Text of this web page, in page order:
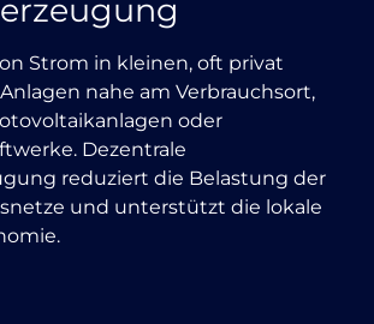
Strom in kleinen, oft privat
nahe am Verbrauchsort,
oder
Dezentrale
reduziert die Belastung der
und unterstützt die lokale